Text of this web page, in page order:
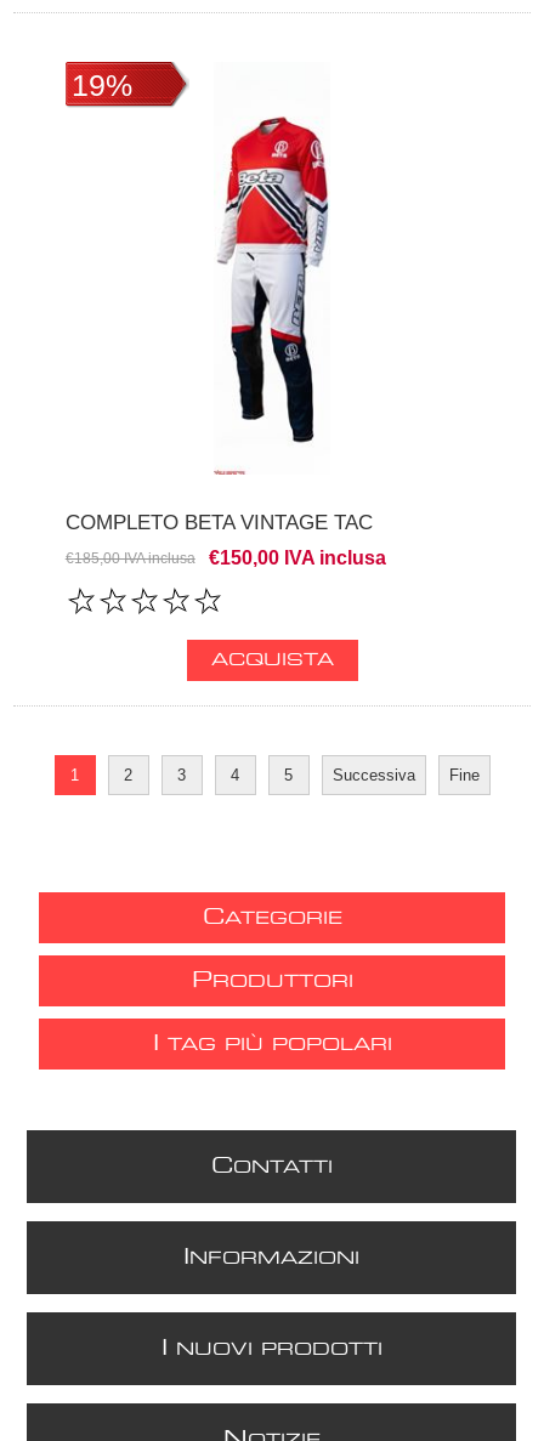
19%
COMPLETO BETA VINTAGE TAC
€185,00 IVA inclusa €150,00 IVA inclusa
1 2 3 4 5 Successiva Fine
CATEGORIE
PRODUTTORI
TAG PIÙ POPOLARI
CONTATTI
NFORMAZIONI
NUOVI PRODOTTI